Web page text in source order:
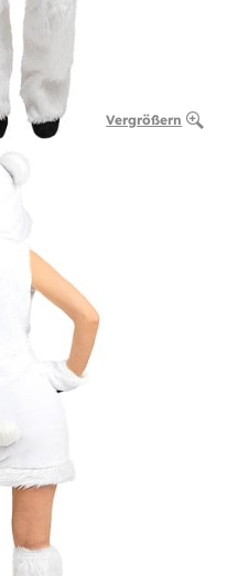
Vergrößern